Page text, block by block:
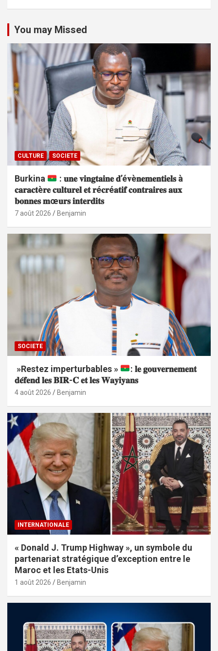
You may Missed
CULTURE SOCIETE
Burkina
: 𝐮𝐧𝐞 𝐯𝐢𝐧𝐠𝐭𝐚𝐢𝐧𝐞 𝐝’é𝐯è𝐧𝐞𝐦𝐞𝐧𝐭𝐢𝐞𝐥𝐬 à
𝐜𝐚𝐫𝐚𝐜𝐭è𝐫𝐞 𝐜𝐮𝐥𝐭𝐮𝐫𝐞𝐥 𝐞𝐭 𝐫é𝐜𝐫é𝐚𝐭𝐢𝐟 𝐜𝐨𝐧𝐭𝐫𝐚𝐢𝐫𝐞𝐬 𝐚𝐮𝐱
𝐛𝐨𝐧𝐧𝐞𝐬 𝐦œ𝐮𝐫𝐬 𝐢𝐧𝐭𝐞𝐫𝐝𝐢𝐭𝐬
7 août 2026 Benjamin
SOCIETE
»Restez imperturbables »
: 𝐥𝐞 𝐠𝐨𝐮𝐯𝐞𝐫𝐧𝐞𝐦𝐞𝐧𝐭
𝐝𝐞́𝐟𝐞𝐧𝐝 𝐥𝐞𝐬 𝐁𝐈𝐑-𝐂 𝐞𝐭 𝐥𝐞𝐬 𝐖𝐚𝐲𝐢𝐲𝐚𝐧𝐬
4 août 2026 Benjamin
INTERNATIONALE
« Donald J. Trump Highway », un symbole du
partenariat stratégique d’exception entre le
Maroc et les Etats-Unis
1 août 2026 Benjamin